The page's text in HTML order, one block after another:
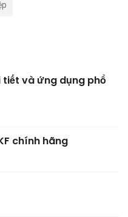
tiết và ứng dụng phổ
chính hãng